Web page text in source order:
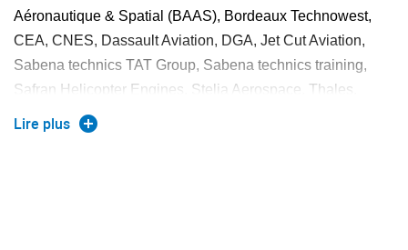
Aéronautique & Spatial (BAAS), Bordeaux Technowest,
CEA, CNES, Dassault Aviation, DGA, Jet Cut Aviation,
Sabena technics TAT Group, Sabena technics training,
Safran Helicopter Engines, Stelia Aerospace, Thales,
Union des Industries et Métiers de la Métallurgie (UIMM),
Lire plus